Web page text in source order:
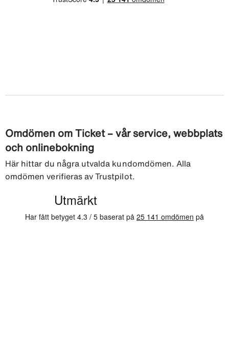
Omdömen om Ticket – vår service, webbplats
och onlinebokning
Här hittar du några utvalda kundomdömen. Alla
omdömen verifieras av Trustpilot.